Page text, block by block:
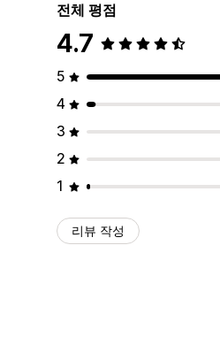
전체 평점
4.7
5
4
3
2
1
리뷰 작성